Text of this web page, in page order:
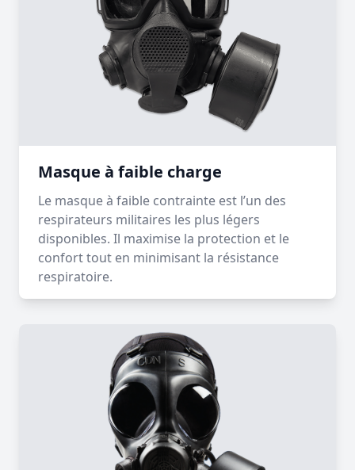
Masque à faible charge
Le masque à faible contrainte est l’un des
respirateurs militaires les plus légers
disponibles. Il maximise la protection et le
confort tout en minimisant la résistance
respiratoire.